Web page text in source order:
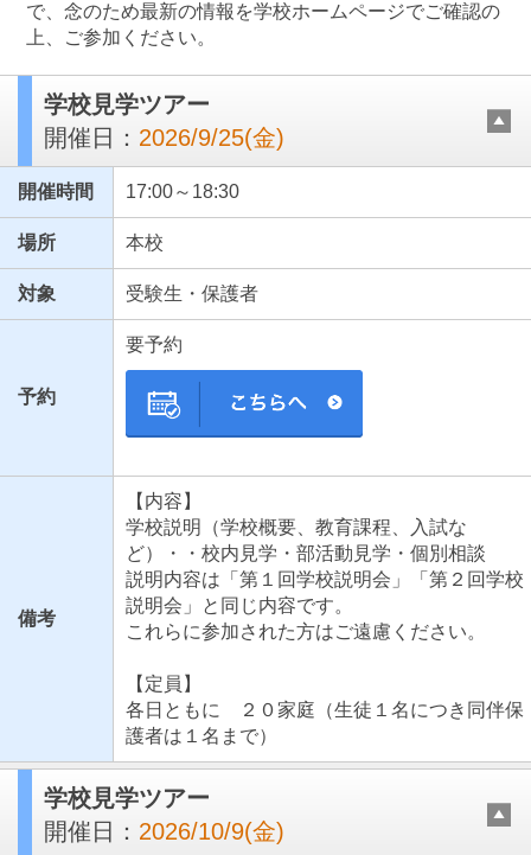
最近見た学校
習志野市立習志野高等学校
ブックマークした学校
ブックマークした学校はありません
で、念のため最新の情報を学校ホームページでご確認の
上、ご参加ください。
学校見学ツアー
開催日： 2026/9/25(金)
開催時間 17:00～18:30
場所 本校
対象 受験生・保護者
予約
要予約
備考
【内容】
学校説明（学校概要、教育課程、入試な
ど）・・校内見学・部活動見学・個別相談
説明内容は「第１回学校説明会」「第２回学校
説明会」と同じ内容です。
これらに参加された方はご遠慮ください。
【定員】
各日ともに ２０家庭（生徒１名につき同伴保
護者は１名まで）
学校見学ツアー
開催日： 2026/10/9(金)